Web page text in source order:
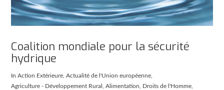
Coalition mondiale pour la sécurité
hydrique
InAction Extérieure,Actualité de l'Union européenne,
Agriculture - Développement Rural,Alimentation, Droits de l'Homme,